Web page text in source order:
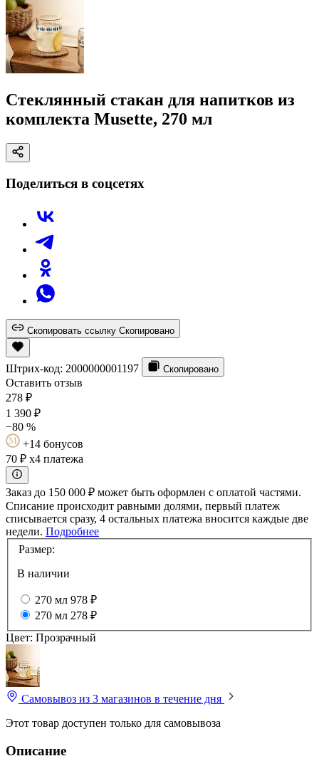
Стеклянный стакан для напитков из
комплекта Musette, 270 мл
Поделиться в соцсетях
Скопировать ссылку Скопировано
Штрих-код: 2000000001197 Скопировано
Оставить отзыв
278 ₽
1 390 ₽
−80 %
+14 бонусов
70 ₽ x4 платежа
Заказ до 150 000 ₽ может быть оформлен с оплатой частями.
Списание происходит равными долями, первый платеж
списывается сразу, 4 остальных платежа вносится каждые две
недели. Подробнее
Размер:
В наличии
270 мл 978 ₽
270 мл 278 ₽
Цвет: Прозрачный
Самовывоз из 3 магазинов в течение дня
Этот товар доступен только для самовывоза
Описание